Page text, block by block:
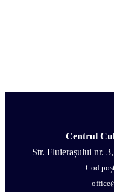
Centrul
Str. Fluierașului nr.
Cod